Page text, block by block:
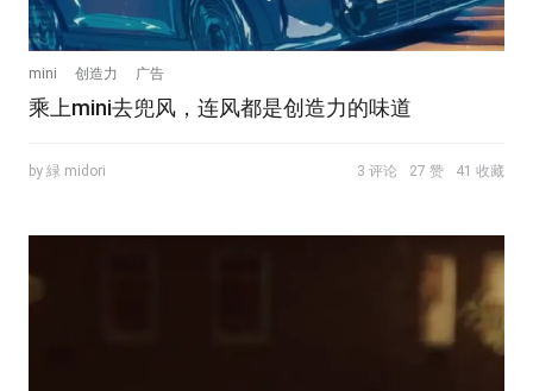
mini 创造力 广告
乘上mini去兜风，连风都是创造力的味道
by 緑 midori 3 评论 27 赞 41 收藏